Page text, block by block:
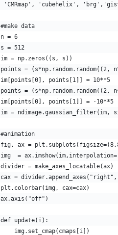
'CMRmap', 'cubehelix',
#make data
n = 6
s = 512
im = np.zeros((s, s))
points =
im[points[0], points[1]] = 10**5
points =
im[points[0], points[1]] = -10**5
im = ndimage.gaussian_filter(im,
#animation
fig, ax =
img  =
divider = make_axes_locatable(ax)
cax = divider.append_axes("right",
plt.colorbar(img, cax=cax)
ax.axis("off")
def update(i):
    img.set_cmap(cmaps[i])